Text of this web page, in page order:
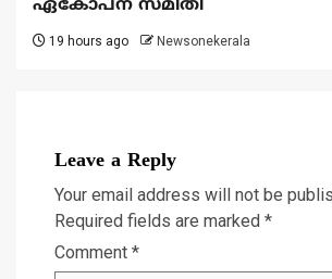
ഏകോപന സമിതി
19 hours ago Newsonekerala
Leave a Reply
Your email address will not be
Required fields are marked *
Comment *